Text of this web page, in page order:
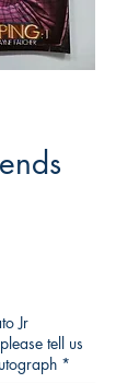
Jr
tell us
*